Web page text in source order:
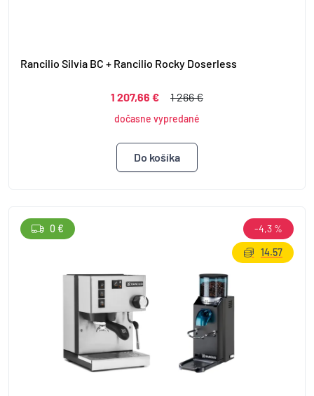
Rancilio Silvia BC + Rancilio Rocky Doserless
1 207,66 € 1 266 €
dočasne vypredané
0 €
-4,3 %
14.57